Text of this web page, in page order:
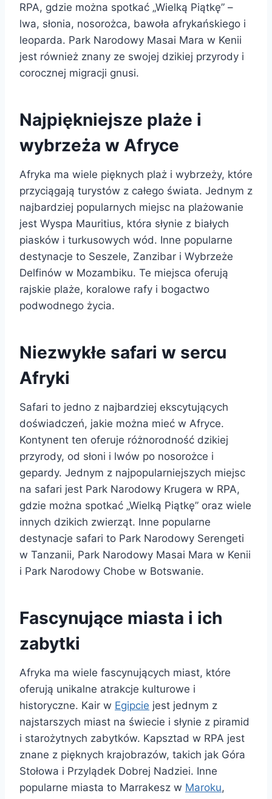
RPA, gdzie można spotkać „Wielką Piątkę” –
lwa, słonia, nosorożca, bawoła afrykańskiego i
leoparda. Park Narodowy Masai Mara w Kenii
jest również znany ze swojej dzikiej przyrody i
corocznej migracji gnusi.
Najpiękniejsze plaże i
wybrzeża w Afryce
Afryka ma wiele pięknych plaż i wybrzeży, które
przyciągają turystów z całego świata. Jednym z
najbardziej popularnych miejsc na plażowanie
jest Wyspa Mauritius, która słynie z białych
piasków i turkusowych wód. Inne popularne
destynacje to Seszele, Zanzibar i Wybrzeże
Delfinów w Mozambiku. Te miejsca oferują
rajskie plaże, koralowe rafy i bogactwo
podwodnego życia.
Niezwykłe safari w sercu
Afryki
Safari to jedno z najbardziej ekscytujących
doświadczeń, jakie można mieć w Afryce.
Kontynent ten oferuje różnorodność dzikiej
przyrody, od słoni i lwów po nosorożce i
gepardy. Jednym z najpopularniejszych miejsc
na safari jest Park Narodowy Krugera w RPA,
gdzie można spotkać „Wielką Piątkę” oraz wiele
innych dzikich zwierząt. Inne popularne
destynacje safari to Park Narodowy Serengeti
w Tanzanii, Park Narodowy Masai Mara w Kenii
i Park Narodowy Chobe w Botswanie.
Fascynujące miasta i ich
zabytki
Afryka ma wiele fascynujących miast, które
oferują unikalne atrakcje kulturowe i
historyczne. Kair w Egipcie jest jednym z
najstarszych miast na świecie i słynie z piramid
i starożytnych zabytków. Kapsztad w RPA jest
znane z pięknych krajobrazów, takich jak Góra
Stołowa i Przylądek Dobrej Nadziei. Inne
popularne miasta to Marrakesz w Maroku,